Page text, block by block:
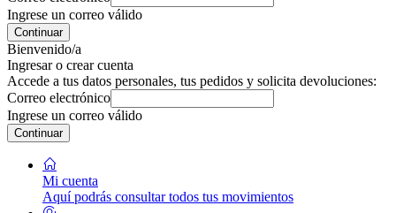
Ingrese un correo válido
Continuar
Bienvenido/a
Ingresar o crear cuenta
Accede a tus datos personales, tus pedidos y solicita devoluciones:
Correo electrónico
Ingrese un correo válido
Continuar
Mi cuenta
Aquí podrás consultar todos tus movimientos